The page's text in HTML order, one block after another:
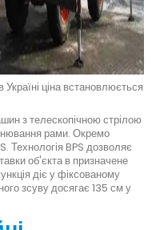
ціна встановлюється
з телескопічною стрілою
рами. Окремо
Технологія BPS дозволяє
об'єкта в призначене
діє у фіксованому
зсуву досягає 135 см у